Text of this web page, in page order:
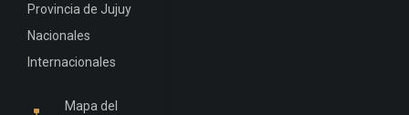
Provincia de Jujuy
Nacionales
Internacionales
Mapa del